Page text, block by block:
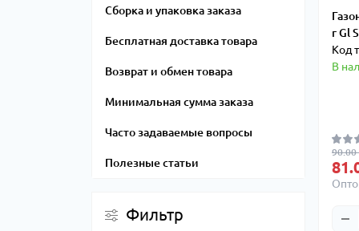
Сборка и упаковка заказа
Бесплатная доставка товара
Возврат и обмен товара
Минимальная сумма заказа
Часто задаваемые вопросы
Полезные статьи
Фильтр
г Gl
Код
В
90.00